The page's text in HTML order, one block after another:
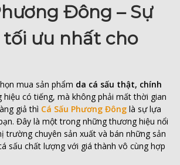
Đông – Sự
tối ưu nhất cho
mua sản phẩm da cá sấu thật, chính
có tiếng, mà không phải mất thời gian
giả thì Cá Sấu Phương Đông là sự lựa
Đây là một trong những thương hiệu nổi
trường chuyên sản xuất và bán những sản
sấu chất lượng với giá thành vô cùng hợp